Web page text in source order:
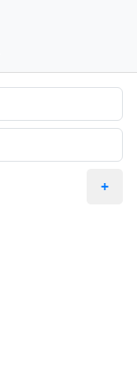
+